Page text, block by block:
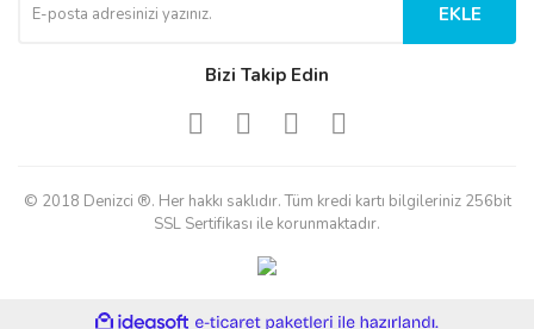
EKLE
Bizi Takip Edin
© 2018 Denizci ®. Her hakkı saklıdır. Tüm kredi kartı bilgileriniz 256bit
SSL Sertifikası ile korunmaktadır.
ideasoft e-